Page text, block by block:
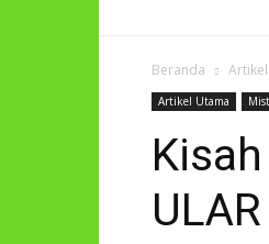
Beranda
Artikel Utama